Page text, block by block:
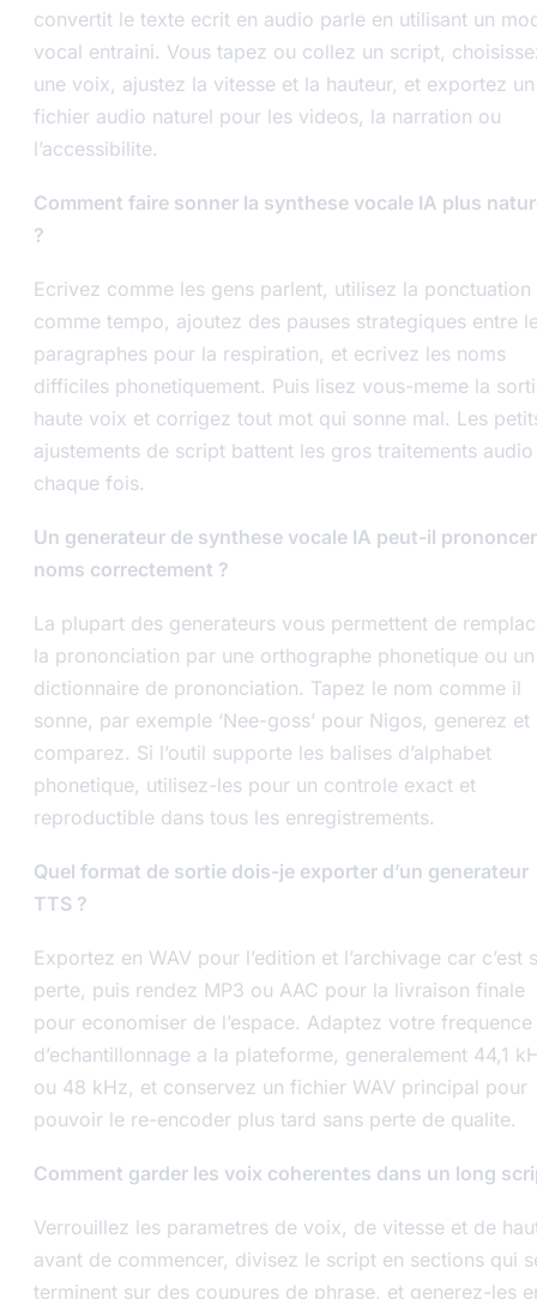
convertit le texte ecrit en audio parle en utilisant un
vocal entraini. Vous tapez ou collez un script,
une voix, ajustez la vitesse et la hauteur, et exportez un
fichier audio naturel pour les videos, la narration ou
l’accessibilite.
Comment faire sonner la synthese vocale IA plus
?
Ecrivez comme les gens parlent, utilisez la ponctuation
comme tempo, ajoutez des pauses strategiques entre
paragraphes pour la respiration, et ecrivez les noms
difficiles phonetiquement. Puis lisez vous-meme la
haute voix et corrigez tout mot qui sonne mal. Les
ajustements de script battent les gros traitements
chaque fois.
Un generateur de synthese vocale IA peut-il
noms correctement ?
La plupart des generateurs vous permettent de
la prononciation par une orthographe phonetique ou un
dictionnaire de prononciation. Tapez le nom comme il
sonne, par exemple ‘Nee-goss’ pour Nigos, generez et
comparez. Si l’outil supporte les balises d’alphabet
phonetique, utilisez-les pour un controle exact et
reproductible dans tous les enregistrements.
Quel format de sortie dois-je exporter d’un generateur
TTS ?
Exportez en WAV pour l’edition et l’archivage car c’est
perte, puis rendez MP3 ou AAC pour la livraison finale
pour economiser de l’espace. Adaptez votre frequence
d’echantillonnage a la plateforme, generalement 44,1
ou 48 kHz, et conservez un fichier WAV principal pour
pouvoir le re-encoder plus tard sans perte de qualite.
Comment garder les voix coherentes dans un long
Verrouillez les parametres de voix, de vitesse et de
avant de commencer, divisez le script en sections qui
terminent sur des coupures de phrase, et generez-les